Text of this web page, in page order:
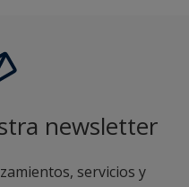
newsletter
servicios y